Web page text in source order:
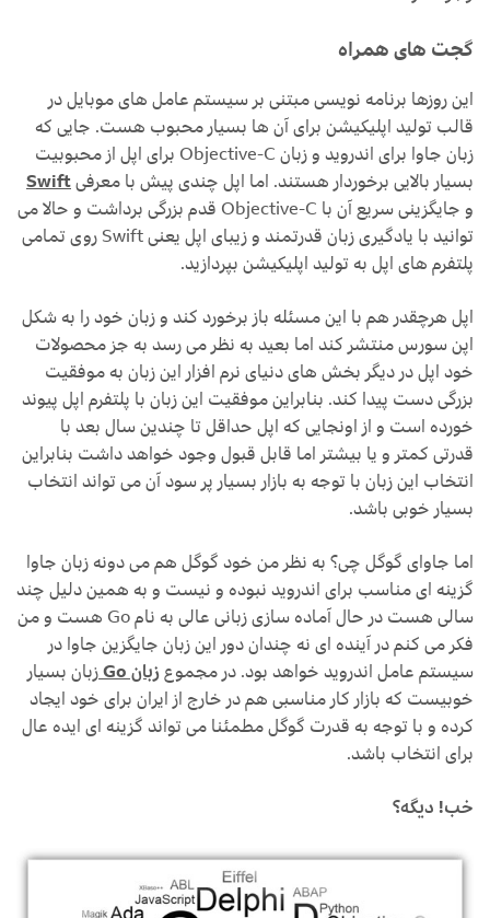
گجت های همراه
این روزها برنامه نویسی مبتنی بر سیستم عامل های موبایل در
قالب تولید اپلیکیشن برای آن ها بسیار محبوب هست. جایی که
زبان جاوا برای اندروید و زبان Objective-C برای اپل از محبوبیت
بسیار بالایی برخوردار هستند. اما اپل چندی پیش با معرفیSwift
و جایگزینی سریع آن با Objective-C قدم بزرگی برداشت و حالا می
توانید با یادگیری زبان قدرتمند و زیبای اپل یعنی Swift روی تمامی
پلتفرم های اپل به تولید اپلیکیشن بپردازید.
اپل هرچقدر هم با این مسئله باز برخورد کند و زبان خود را به شکل
اپن سورس منتشر کند اما بعید به نظر می رسد به جز محصولات
خود اپل در دیگر بخش های دنیای نرم افزار این زبان به موفقیت
بزرگی دست پیدا کند. بنابراین موفقیت این زبان با پلتفرم اپل پیوند
خورده است و از اونجایی که اپل حداقل تا چندین سال بعد با
قدرتی کمتر و یا بیشتر اما قابل قبول وجود خواهد داشت بنابراین
انتخاب این زبان با توجه به بازار بسیار پر سود آن می تواند انتخاب
بسیار خوبی باشد.
اما جاوای گوگل چی؟ به نظر من خود گوگل هم می دونه زبان جاوا
گزینه ای مناسب برای اندروید نبوده و نیست و به همین دلیل چند
سالی هست در حال آماده سازی زبانی عالی به نام Go هست و من
فکر می کنم در آینده ای نه چندان دور این زبان جایگزین جاوا در
سیستم عامل اندروید خواهد بود. در مجموعزبان Go
زبان بسیار
خوبیست که بازار کار مناسبی هم در خارج از ایران برای خود ایجاد
کرده و با توجه به قدرت گوگل مطمئنا می تواند گزینه ای ایده عال
برای انتخاب باشد.
خب! دیگه؟